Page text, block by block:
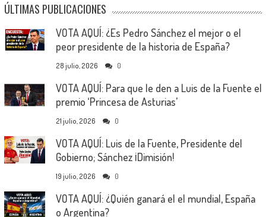
ÚLTIMAS PUBLICACIONES
VOTA AQUÍ: ¿Es Pedro Sánchez el mejor o el
peor presidente de la historia de España?
28 julio, 2026 0
VOTA AQUÍ: Para que le den a Luis de la Fuente el
premio ‘Princesa de Asturias’
21 julio, 2026 0
VOTA AQUÍ: Luis de la Fuente, Presidente del
Gobierno; Sánchez ¡Dimisión!
19 julio, 2026 0
VOTA AQUÍ: ¿Quién ganará el el mundial, España
o Argentina?